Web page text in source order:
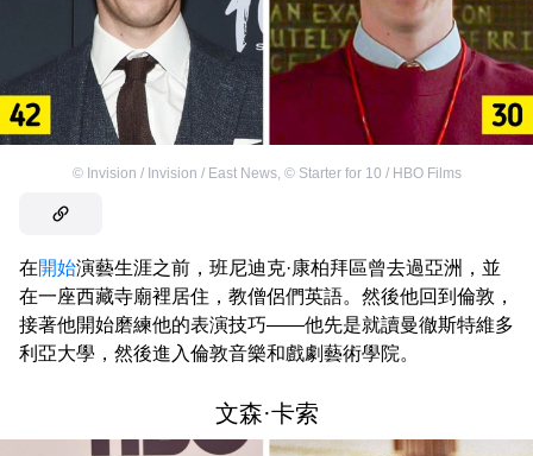
© Invision / Invision / East News, © Starter for 10 / HBO Films
在開始演藝生涯之前，班尼迪克·康柏拜區曾去過亞洲，並
在一座西藏寺廟裡居住，教僧侶們英語。然後他回到倫敦，
接著他開始磨練他的表演技巧——他先是就讀曼徹斯特維多
利亞大學，然後進入倫敦音樂和戲劇藝術學院。
文森·卡索